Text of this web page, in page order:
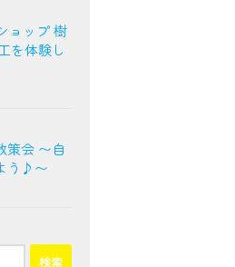
ョップ 樹
を体験し
策会 〜自
う♪〜